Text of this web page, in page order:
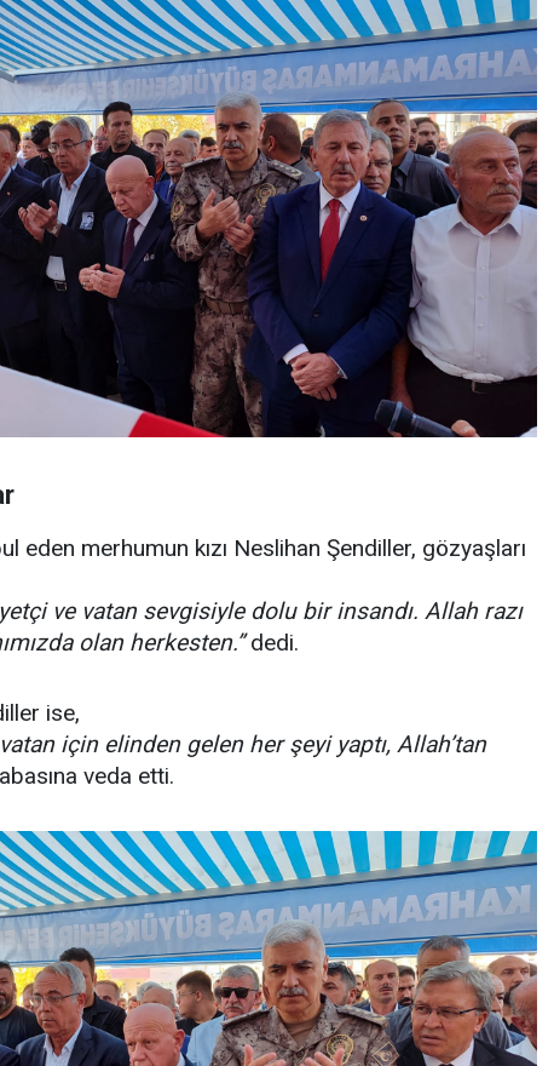
eden merhumun kızı Neslihan Şendiller, gözyaşları
ve vatan sevgisiyle dolu bir insandı. Allah razı
olan herkesten.”dedi.
ise,
için elinden gelen her şeyi yaptı, Allah’tan
veda etti.